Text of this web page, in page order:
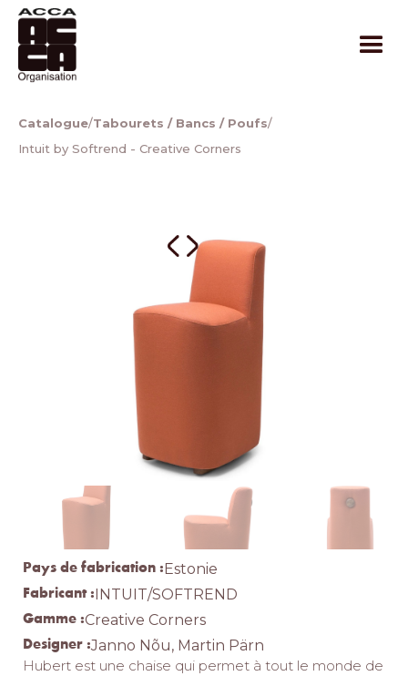
Catalogue/Tabourets / Bancs / Poufs/
Intuit by Softrend - Creative Corners
Pays de fabrication :Estonie
Fabricant :INTUIT/SOFTREND
Gamme :Creative Corners
Designer :Janno Nõu, Martin Pärn
Hubert est une chaise qui permet à tout le monde de